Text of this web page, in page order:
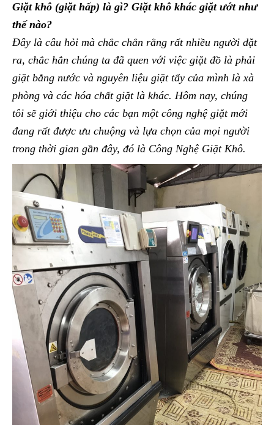
Giặt khô (giặt hấp) là gì? Giặt khô khác giặt ướt như
thế nào?
Đây là câu hỏi mà chắc chắn rằng rất nhiều người đặt
ra, chắc hẳn chúng ta đã quen với việc giặt đồ là phải
giặt bằng nước và nguyên liệu giặt tẩy của mình là xà
phòng và các hóa chất giặt là khác. Hôm nay, chúng
tôi sẽ giới thiệu cho các bạn một công nghệ giặt mới
đang rất được ưu chuộng và lựa chọn của mọi người
trong thời gian gần đây, đó là Công Nghệ Giặt Khô.